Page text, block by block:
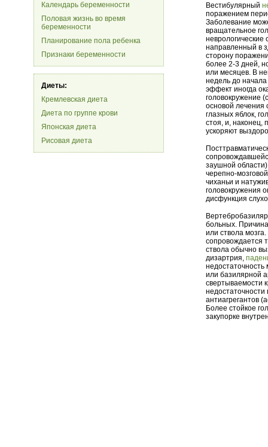
Календарь беременности
Половая жизнь во время
беременности
Планирование пола ребенка
Признаки беременности
Диеты:
Кремлевская диета
Диета по группе крови
Японская диета
Рисовая диета
Вестибулярный
поражением
Заболевание
вращательное
направленный в
сторону
более 2-3 дней,
или месяцев. В
недель до
эффект иногда
головокружение
основой лечения
глазных яблок,
стоя, и, наконец,
ускоряют
заушной
черепно-
чиханьи и
головокружения
дисфункция
больных.
или ствола
сопровождается
ствола обычно
дизартрия,
недостаточность
или базилярной
свертываемости
антиагрегантов
Более стойкое
закупорке